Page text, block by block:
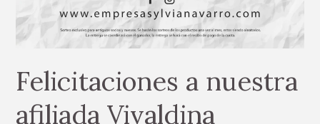
Felicitaciones a nuestra
afiliada Vivaldina